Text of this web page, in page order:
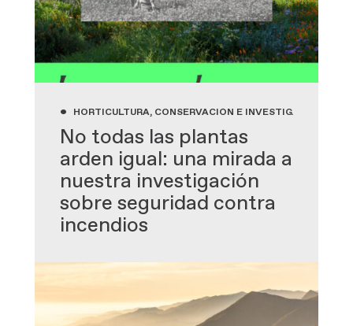
• HORTICULTURA, CONSERVACIÓN E INVESTIGACIÓN,
No todas las plantas
arden igual: una mirada a
nuestra investigación
sobre seguridad contra
incendios